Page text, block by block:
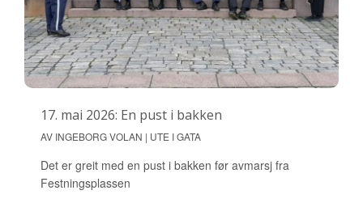
17. mai 2026: En pust i bakken
AV INGEBORG VOLAN | UTE I GATA
Det er greit med en pust i bakken før avmarsj fra
Festningsplassen